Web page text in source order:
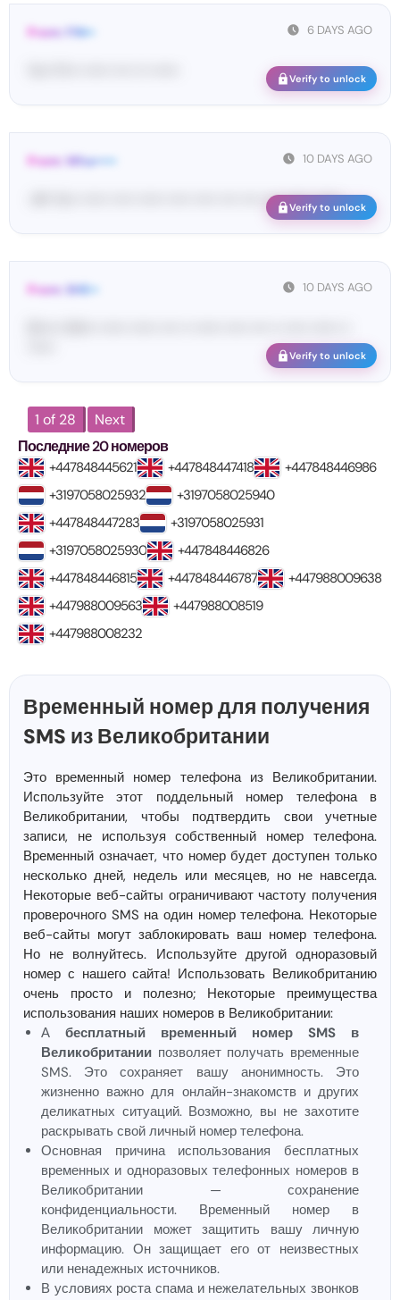
6 DAYS AGO
From: FIN••
Verify to unlock
10 DAYS AGO
From: Wha•••••
<#• Yo•• •••••• ••••• •••••• ••••• ••••• •••• •••• •••• •••••• ••••••
Verify to unlock
10 DAYS AGO
From: SHE••
Verify to unlock
1 of 28
Next
Последние 20 номеров
+447848445621 +447848447418
+447848446986
+3197058025932
+3197058025940
+447848447283
+3197058025931
+3197058025930
+447848446826
+447848446815
+447848446787
+447988009638
+447988009563
+447988008519
+447988008232
Временный номер для получения
SMS из Великобритании
Это временный номер телефона из Великобритании.
Используйте этот поддельный номер телефона в
Великобритании, чтобы подтвердить свои учетные
записи, не используя собственный номер телефона.
Временный означает, что номер будет доступен только
несколько дней, недель или месяцев, но не навсегда.
Некоторые веб-сайты ограничивают частоту получения
проверочного SMS на один номер телефона. Некоторые
веб-сайты могут заблокировать ваш номер телефона.
Но не волнуйтесь. Используйте другой одноразовый
номер с нашего сайта! Использовать Великобританию
очень просто и полезно; Некоторые преимущества
использования наших номеров в Великобритании:
А бесплатный временный номер SMS в
Великобритании позволяет получать временные
SMS. Это сохраняет вашу анонимность. Это
жизненно важно для онлайн-знакомств и других
деликатных ситуаций. Возможно, вы не захотите
раскрывать свой личный номер телефона.
Основная причина использования бесплатных
временных и одноразовых телефонных номеров в
Великобритании — сохранение
конфиденциальности. Временный номер в
Великобритании может защитить вашу личную
информацию. Он защищает его от неизвестных
или ненадежных источников.
В условиях роста спама и нежелательных звонков